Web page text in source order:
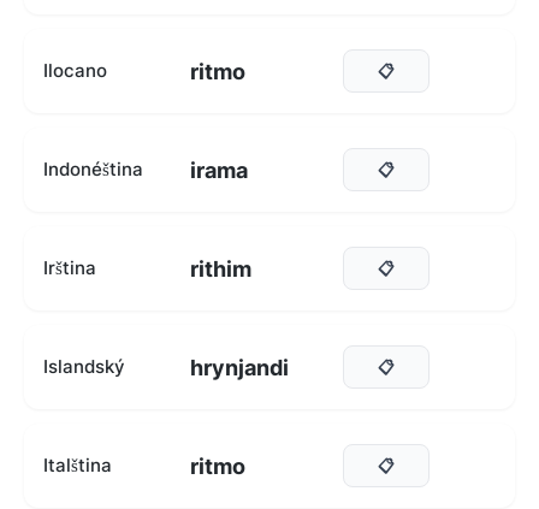
Ilocano ritmo 📋
Indonéština irama 📋
Irština rithim 📋
Islandský hrynjandi 📋
Italština ritmo 📋